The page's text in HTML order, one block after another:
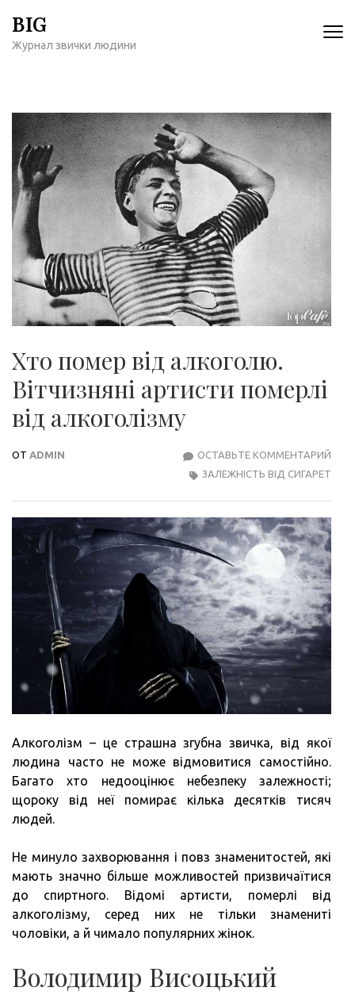
содержимому
BIG
Журнал звички людини
Хто помер від алкоголю.
Вітчизняні артисти померлі
від алкоголізму
ОТ ADMIN ОСТАВЬТЕ КОММЕНТАРИЙ
ЗАЛЕЖНІСТЬ ВІД СИГАРЕТ
Алкоголізм – це страшна згубна звичка, від якої
людина часто не може відмовитися самостійно.
Багато хто недооцінює небезпеку залежності;
щороку від неї помирає кілька десятків тисяч
людей.
Не минуло захворювання і повз знаменитостей, які
мають значно більше можливостей призвичаїтися
до спиртного. Відомі артисти, померлі від
алкоголізму, серед них не тільки знамениті
чоловіки, а й чимало популярних жінок.
Володимир Висоцький